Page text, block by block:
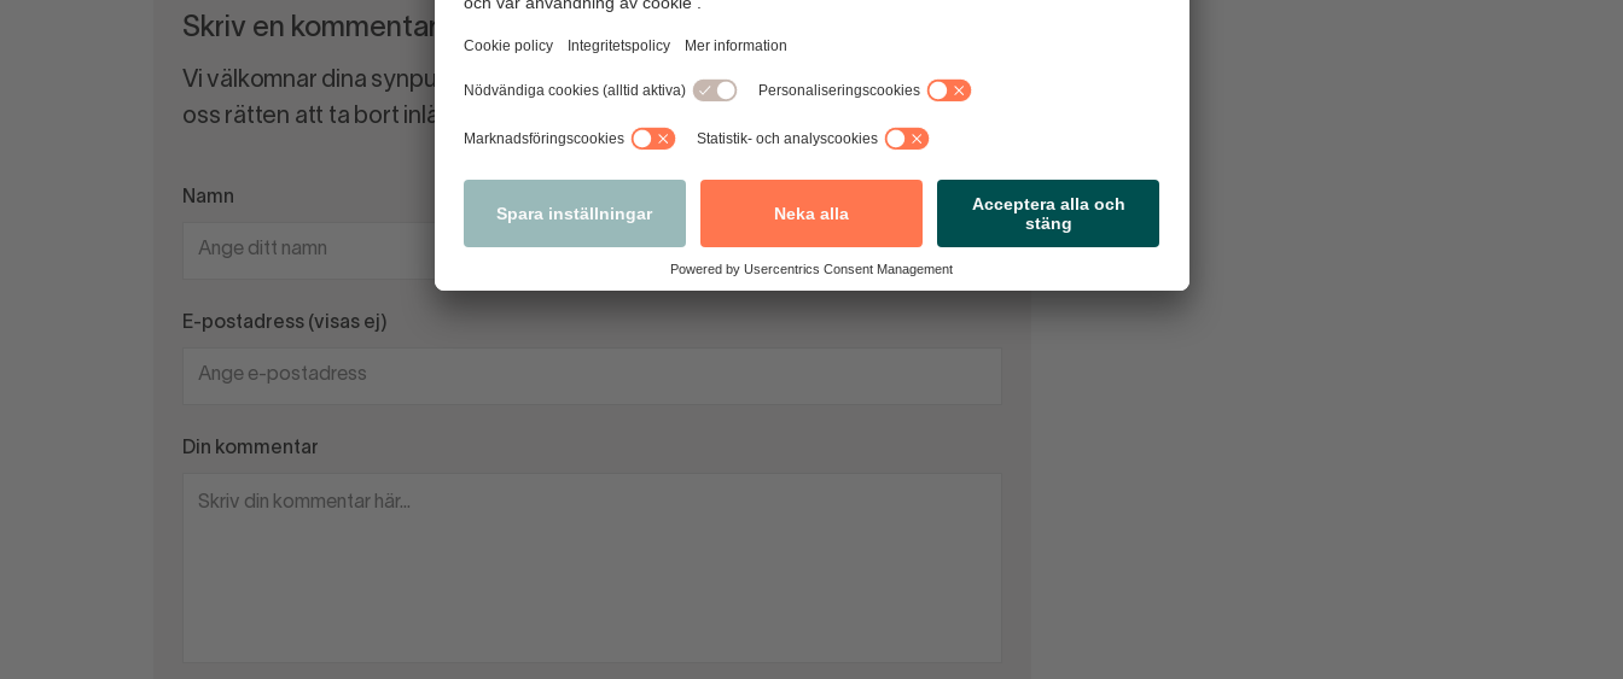
Skriv en kommentar
Vi välkomnar dina synpunkter och kommentarer. Observera att vi förbehåller
oss rätten att ta bort inlägg som vi bedömer som olämpliga.
Namn
E-postadress (visas ej)
Din kommentar